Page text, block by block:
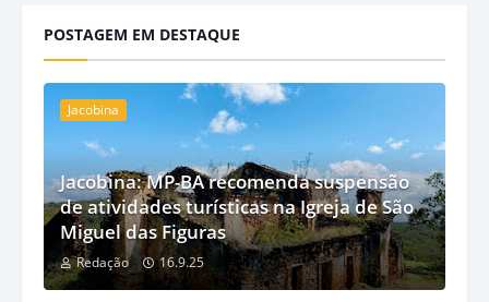
POSTAGEM EM DESTAQUE
Jacobina
Jacobina: MP-BA recomenda suspensão
de atividades turísticas na Igreja de São
Miguel das Figuras
Redação 16.9.25